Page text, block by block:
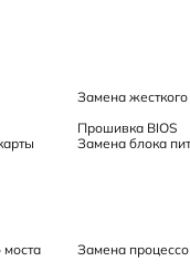
Замена жесткого
Прошивка BIOS
Замена блока
Замена